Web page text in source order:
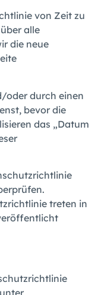
von Zeit zu
alle
die neue
oder durch einen
bevor die
das „Datum
treten in